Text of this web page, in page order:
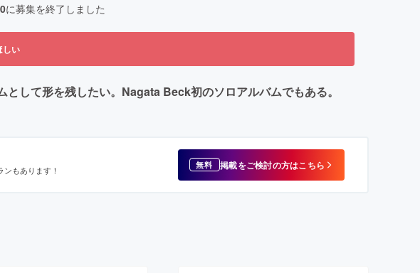
に募集を終了しました
しい
して形を残したい。Nagata Beck初のソロアルバムでもある。
もあります！ 無料 掲載をご検討の方はこちら